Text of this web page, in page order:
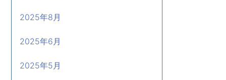
2025年8月
2025年6月
2025年5月